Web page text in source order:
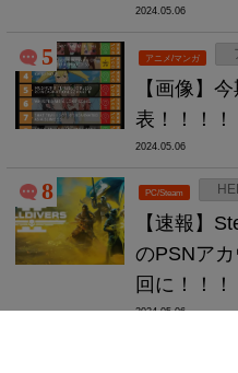
2024.05.06
アニメ/マンガ
【画像】
表！！！！
2024.05.06
5
PC/Steam
【速報】
のPSNア
回に！！！
2024.05.06
8